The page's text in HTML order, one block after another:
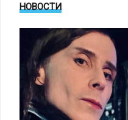
НОВОСТИ